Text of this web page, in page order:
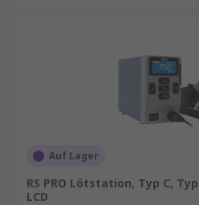
Auf Lager
RS PRO Lötstation, Typ C,
LCD